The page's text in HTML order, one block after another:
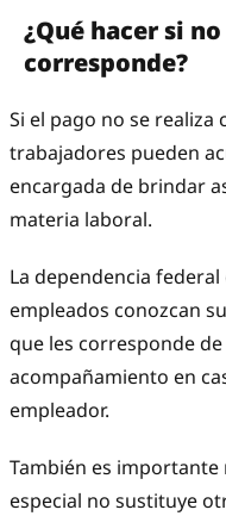
¿Qué hacer si
corresponde?
Si el pago no se
trabajadores pueden
encargada de brindar
materia laboral.
La dependencia
empleados conozcan
que les corresponde
acompañamiento en
empleador.
También es
especial no sustituye